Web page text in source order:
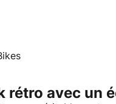
rétro avec un